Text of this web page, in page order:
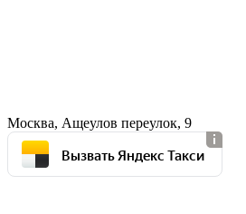
Москва, Ащеулов переулок, 9
Вызвать Яндекс Такси